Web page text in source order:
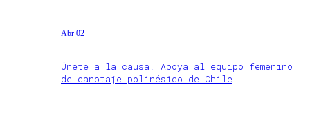
Abr 02
Únete a la causa! Apoya al equipo femenino
de canotaje polinésico de Chile